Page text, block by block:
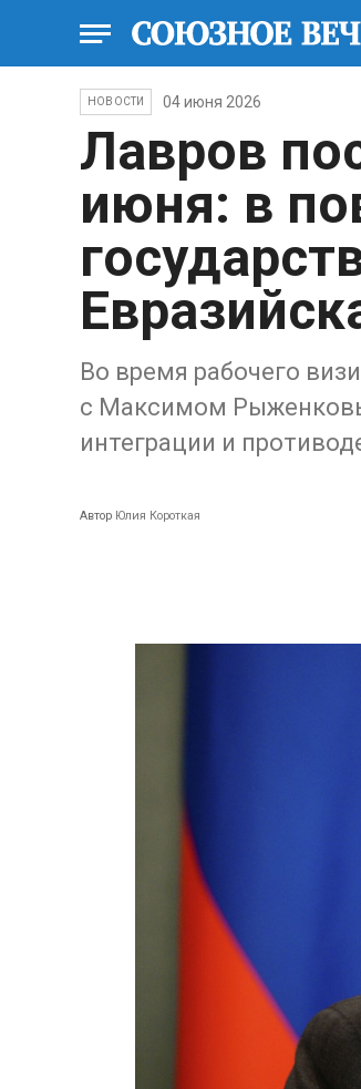
НОВОСТИ 04 июня 2026
Лавров
июня: в
Во время рабочего
с Максимом
интеграции и
Автор Юлия Короткая